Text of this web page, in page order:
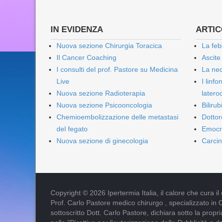
IN EVIDENZA
Nuova sezione Chirurgia Toracica
Il Cancer Coaching
I consulti del prof. Pastore su Medicina
Live
Nuova sezione Radioterapia
Nuova sezione Psicooncologia
Chemioembolizzazione delle metastasi
del fegato
Nuova sezione di ginecologia
La
La
I
Copyright © 2026 Ipertermia Italia, il calore che cura il
Prof. Carlo Pastore medico chirurgo , specializzato in
sottoscritto Dott. Carlo Pastore, dichiara sotto la